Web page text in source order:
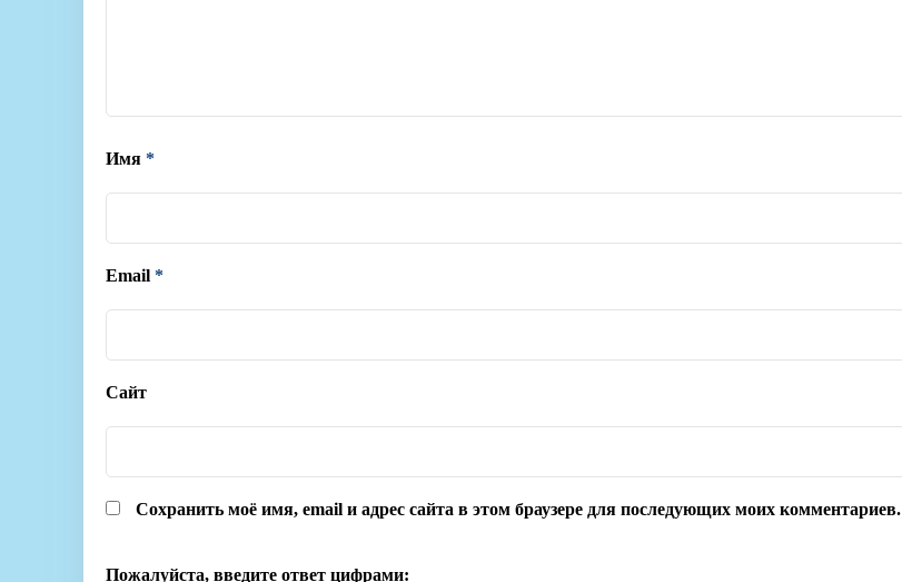
Имя *
Email *
Сайт
Сохранить моё имя, email и адрес сайта в этом браузере для последующих моих комментариев.
Пожалуйста, введите ответ цифрами: